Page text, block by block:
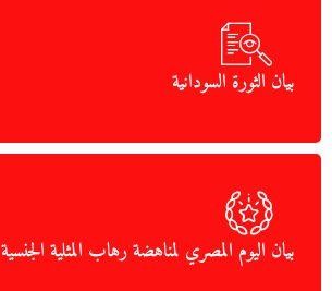
بيان الثورة السودانية
بيان اليوم المصري لمناهضة رهاب المثلية الجنسية